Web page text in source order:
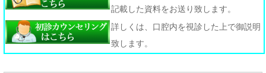
記載した資料をお送り致します。
詳しくは、口腔内を視診した上で御説明
致します。